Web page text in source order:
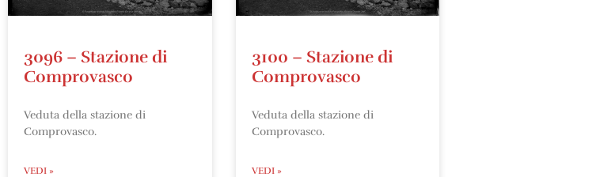
3096 – Stazione di
Comprovasco
Veduta della stazione di
Comprovasco.
VEDI »
3100 – Stazione di
Comprovasco
Veduta della stazione di
Comprovasco.
VEDI »